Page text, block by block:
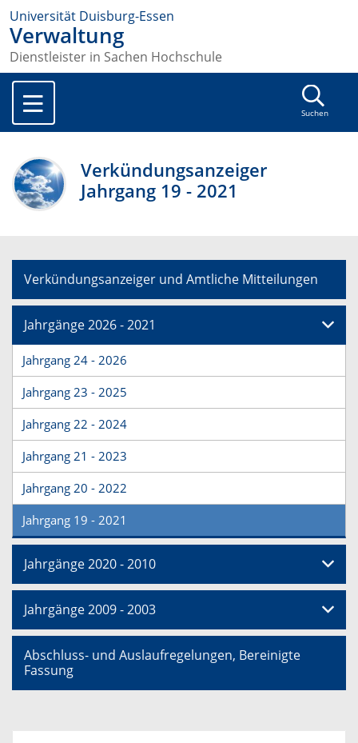
Universität Duisburg-Essen
Verwaltung
Dienstleister in Sachen Hochschule
Suchen
Verkündungsanzeiger
Jahrgang 19 - 2021
Verkündungsanzeiger und Amtliche Mitteilungen
Jahrgänge 2026 - 2021
Jahrgang 24 - 2026
Jahrgang 23 - 2025
Jahrgang 22 - 2024
Jahrgang 21 - 2023
Jahrgang 20 - 2022
Jahrgang 19 - 2021
Jahrgänge 2020 - 2010
Jahrgänge 2009 - 2003
Abschluss- und Auslaufregelungen, Bereinigte
Fassung